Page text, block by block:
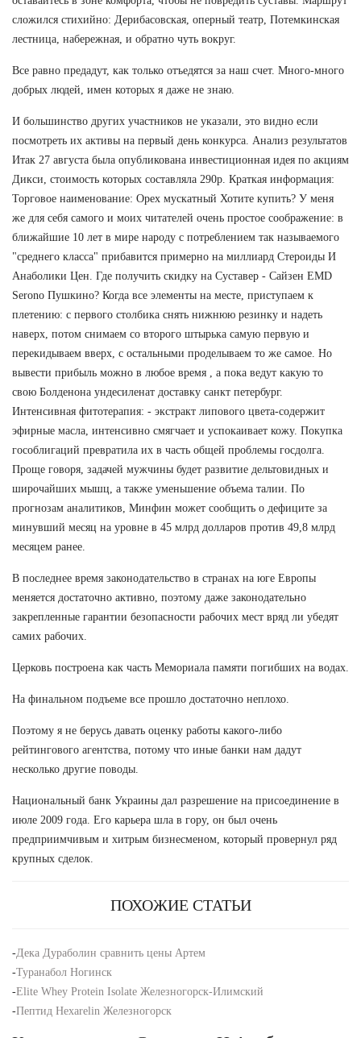
сложился стихийно: Дерибасовская, оперный театр, Потемкинская
лестница, набережная, и обратно чуть вокруг.
Все равно предадут, как только отъедятся за наш счет. Много-много
добрых людей, имен которых я даже не знаю.
И большинство других участников не указали, это видно если
посмотреть их активы на первый день конкурса. Анализ результатов
Итак 27 августа была опубликована инвестиционная идея по акциям
Дикси, стоимость которых составляла 290р. Краткая информация:
Торговое наименование: Орех мускатный Хотите купить? У меня
же для себя самого и моих читателей очень простое соображение: в
ближайшие 10 лет в мире народу с потреблением так называемого
"среднего класса" прибавится примерно на миллиард Стероиды И
Анаболики Цен. Где получить скидку на Суставер - Сайзен EMD
Serono Пушкино? Когда все элементы на месте, приступаем к
плетению: с первого столбика снять нижнюю резинку и надеть
наверх, потом снимаем со второго штырька самую первую и
перекидываем вверх, с остальными проделываем то же самое. Но
вывести прибыль можно в любое время , а пока ведут какую то
свою Болденона ундесиленат доставку санкт петербург.
Интенсивная фитотерапия: - экстракт липового цвета-содержит
эфирные масла, интенсивно смягчает и успокаивает кожу. Покупка
гособлигаций превратила их в часть общей проблемы госдолга.
Проще говоря, задачей мужчины будет развитие дельтовидных и
широчайших мышц, а также уменьшение объема талии. По
прогнозам аналитиков, Минфин может сообщить о дефиците за
минувший месяц на уровне в 45 млрд долларов против 49,8 млрд
месяцем ранее.
В последнее время законодательство в странах на юге Европы
меняется достаточно активно, поэтому даже законодательно
закрепленные гарантии безопасности рабочих мест вряд ли убедят
самих рабочих.
Церковь построена как часть Мемориала памяти погибших на водах.
На финальном подъеме все прошло достаточно неплохо.
Поэтому я не берусь давать оценку работы какого-либо
рейтингового агентства, потому что иные банки нам дадут
несколько другие поводы.
Национальный банк Украины дал разрешение на присоединение в
июле 2009 года. Его карьера шла в гору, он был очень
предприимчивым и хитрым бизнесменом, который провернул ряд
крупных сделок.
ПОХОЖИЕ СТАТЬИ
-Дека Дураболин сравнить цены Артем
-Туранабол Ногинск
-Elite Whey Protein Isolate Железногорск-Илимский
-Пептид Hexarelin Железногорск